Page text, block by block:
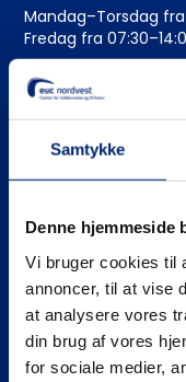
Samtykke
Denne hjemmeside
Vi bruger cookies til
annoncer, til at vise
at analysere vores
din brug af vores
for sociale medier,
Mandag–Torsdag fra
Fredag fra
Administration
CVR nr.: 3930 1016
Se mere på